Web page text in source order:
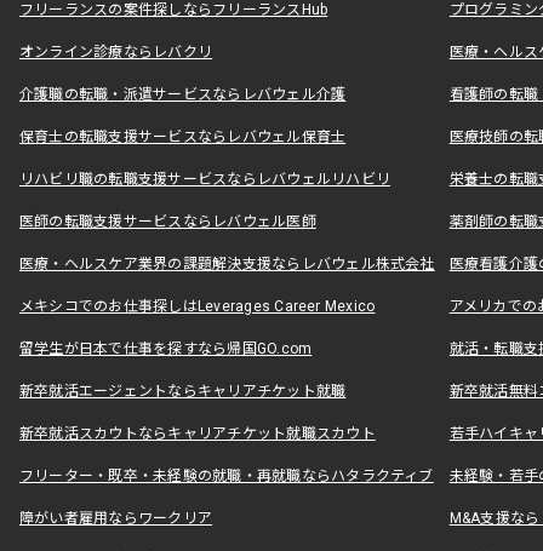
フリーランスの案件探しならフリーランスHub プログラミ
オンライン診療ならレバクリ 医療・ヘル
介護職の転職・派遣サービスならレバウェル介護 看護師の転
保育士の転職支援サービスならレバウェル保育士 医療技師の
リハビリ職の転職支援サービスならレバウェルリハビリ 栄養士の転
医師の転職支援サービスならレバウェル医師 薬剤師の転
医療・ヘルスケア業界の課題解決支援ならレバウェル株式会社 医療看護介
メキシコでのお仕事探しはLeverages Career Mexico アメリカで
留学生が日本で仕事を探すなら帰国GO.com 就活・転職
新卒就活エージェントならキャリアチケット就職 新卒就活無料
新卒就活スカウトならキャリアチケット就職スカウト 若手ハイキ
フリーター・既卒・未経験の就職・再就職ならハタラクティブ 未経験・若手
障がい者雇用ならワークリア M&A支援な